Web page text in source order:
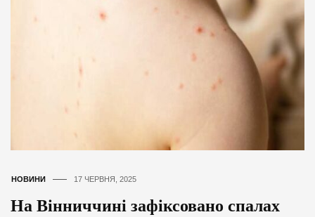
НОВИНИ 17 ЧЕРВНЯ, 2025
На Вінниччині зафіксовано спалах